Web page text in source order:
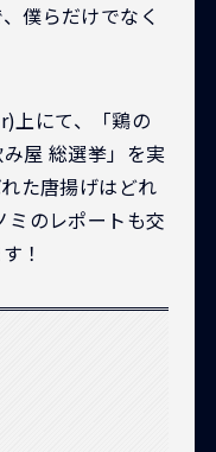
僕らだけでなく
上にて、「鶏の
屋 総選挙」を実
た唐揚げはどれ
ミのレポートも交
！